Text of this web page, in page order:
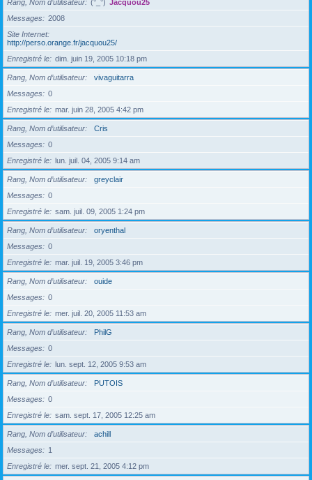
Rang, Nom d’utilisateur (°_°) Jacquou25
Messages
2008
Site Internet
http://perso.orange.fr/jacquou25/
Enregistré le
dim. juin 19, 2005 10:18 pm
Rang, Nom d’utilisateur
vivaguitarra
Messages
0
Enregistré le
mar. juin 28, 2005 4:42 pm
Rang, Nom d’utilisateur
Cris
Messages
0
Enregistré le
lun. juil. 04, 2005 9:14 am
Rang, Nom d’utilisateur
greyclair
Messages
0
Enregistré le
sam. juil. 09, 2005 1:24 pm
Rang, Nom d’utilisateur
oryenthal
Messages
0
Enregistré le
mar. juil. 19, 2005 3:46 pm
Rang, Nom d’utilisateur
ouide
Messages
0
Enregistré le
mer. juil. 20, 2005 11:53 am
Rang, Nom d’utilisateur
PhilG
Messages
0
Enregistré le
lun. sept. 12, 2005 9:53 am
Rang, Nom d’utilisateur
PUTOIS
Messages
0
Enregistré le
sam. sept. 17, 2005 12:25 am
Rang, Nom d’utilisateur
achill
Messages
1
Enregistré le
mer. sept. 21, 2005 4:12 pm